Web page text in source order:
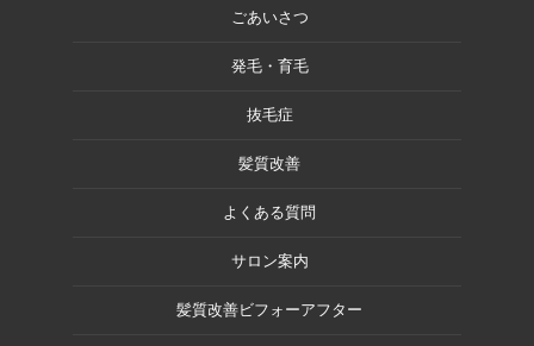
ごあいさつ
発毛・育毛
抜毛症
髪質改善
よくある質問
サロン案内
髪質改善ビフォーアフター